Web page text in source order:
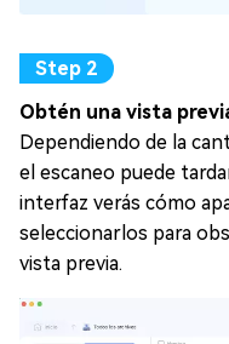
Obtén una vista
Dependiendo de la
el escaneo puede
interfaz verás cómo
seleccionarlos para
vista previa.